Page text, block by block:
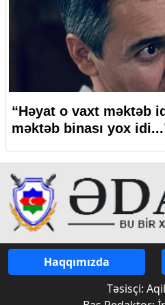
“Həyat o vaxt məktəb
məktəb binası yox
Haqqımızda
Təsisçi: